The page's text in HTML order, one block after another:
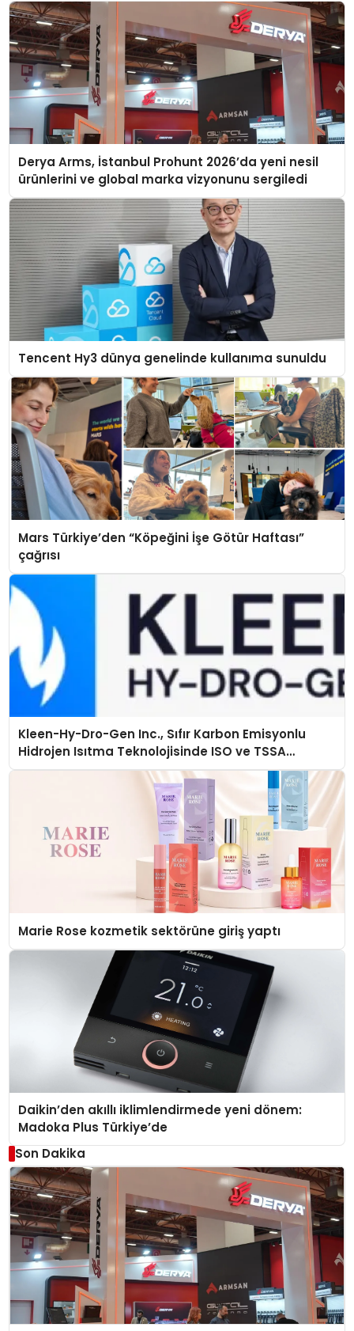
Derya Arms, İstanbul Prohunt 2026’da yeni nesil
ürünlerini ve global marka vizyonunu sergiledi
Tencent Hy3 dünya genelinde kullanıma sunuldu
Mars Türkiye’den “Köpeğini İşe Götür Haftası”
çağrısı
Kleen-Hy-Dro-Gen Inc., Sıfır Karbon Emisyonlu
Hidrojen Isıtma Teknolojisinde ISO ve TSSA
Düzenleyici Onaylarını Aldı
Marie Rose kozmetik sektörüne giriş yaptı
Daikin’den akıllı iklimlendirmede yeni dönem:
Madoka Plus Türkiye’de
Son Dakika